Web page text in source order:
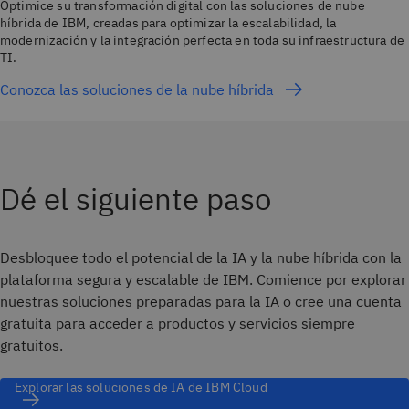
Optimice su transformación digital con las soluciones de nube
híbrida de IBM, creadas para optimizar la escalabilidad, la
modernización y la integración perfecta en toda su infraestructura de
TI.
Conozca las soluciones de la nube híbrida
Dé el siguiente paso
Desbloquee todo el potencial de la IA y la nube híbrida con la
plataforma segura y escalable de IBM. Comience por explorar
nuestras soluciones preparadas para la IA o cree una cuenta
gratuita para acceder a productos y servicios siempre
gratuitos.
Explorar las soluciones de IA de IBM Cloud